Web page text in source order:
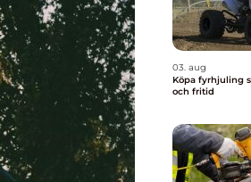
03. aug
Köpa fyrhjuling smarta val för arbete
och fritid